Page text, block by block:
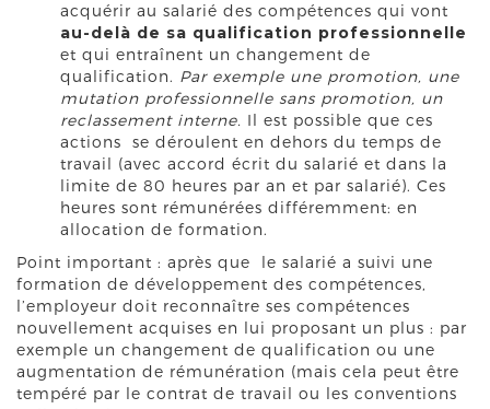
acquérir au salarié des compétences qui vont
au-delà de sa qualification professionnelle
et qui entraînent un changement de
qualification. Par exemple une promotion, une
mutation professionnelle sans promotion, un
reclassement interne. Il est possible que ces
actions se déroulent en dehors du temps de
travail (avec accord écrit du salarié et dans la
limite de 80 heures par an et par salarié). Ces
heures sont rémunérées différemment: en
allocation de formation.
Point important : après que le salarié a suivi une
formation de développement des compétences,
l’employeur doit reconnaître ses compétences
nouvellement acquises en lui proposant un plus : par
exemple un changement de qualification ou une
augmentation de rémunération (mais cela peut être
tempéré par le contrat de travail ou les conventions